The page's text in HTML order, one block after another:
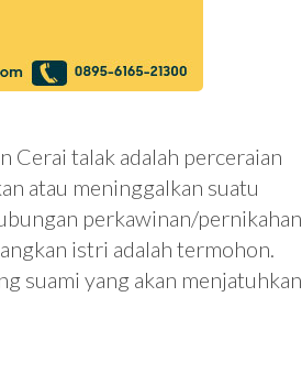
Cerai talak adalah perceraian
atau meninggalkan suatu
perkawinan/pernikahan
istri adalah termohon.
suami yang akan menjatuhkan